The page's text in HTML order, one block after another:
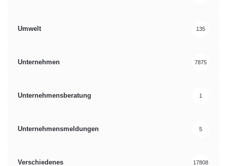
Umwelt 135
Unternehmen 7875
Unternehmensberatung 1
Unternehmensmeldungen 5
Verschiedenes 17808